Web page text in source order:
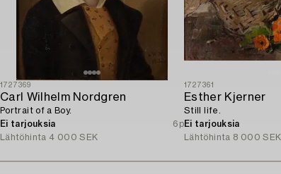
1727369
Carl Wilhelm Nordgren
Portrait of a Boy.
Ei tarjouksia
6p
Lähtöhinta 4 000 SEK
1727361
Esther Kjerner
Still life.
Ei tarjouksia
Lähtöhinta 8 000 SEK